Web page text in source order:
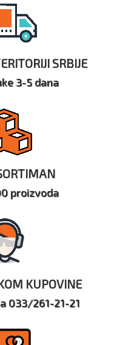
SRBIJE
3-5 dana
proizvoda
KUPOVINE
033/261-21-21